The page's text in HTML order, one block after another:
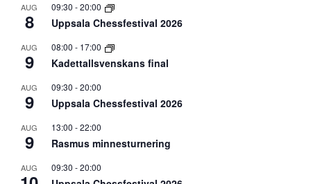
AUG
8
09:30 -20:00
Uppsala Chessfestival 2026
AUG
9
08:00 - 17:00
Kadettallsvenskans final
AUG
9
09:30 -20:00
Uppsala Chessfestival 2026
AUG
9
13:00 -22:00
Rasmus minnesturnering
AUG 09:30 -20:00